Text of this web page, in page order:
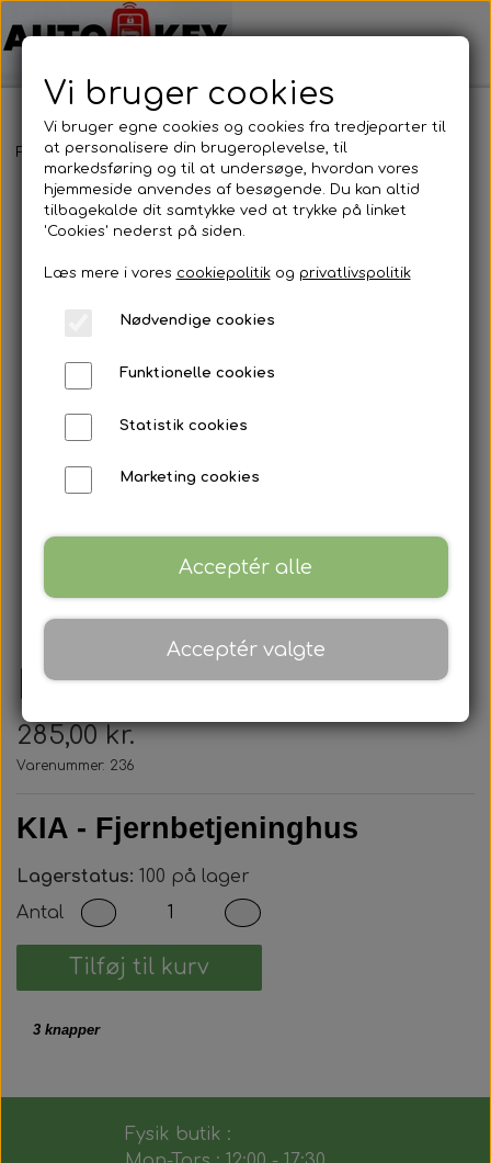
Forside Bilnøgler Kia Nøglehus Kia - Nøglehus
Kia - Nøglehus
285,00 kr.
Varenummer: 236
KIA - Fjernbetjeninghus
Lagerstatus: 100 på lager
Antal
Tilføj til kurv
3 knapper
Fysik butik :
Vi bruger cookies
Vi bruger egne cookies og cookies fra tredjeparter til
at personalisere din brugeroplevelse, til
markedsføring og til at undersøge, hvordan vores
hjemmeside anvendes af besøgende. Du kan altid
tilbagekalde dit samtykke ved at trykke på linket
'Cookies' nederst på siden.
Læs mere i vores cookiepolitikog privatlivspolitik
Nødvendige cookies
Funktionelle cookies
Statistik cookies
Marketing cookies
Acceptér alle
Acceptér valgte